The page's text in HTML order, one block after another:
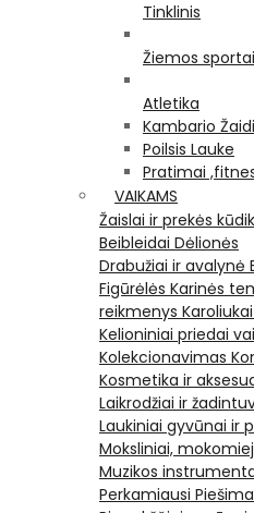
Tinklinis
Žiemos sportai
Atletika
Kambario
Poilsis Lauke
Pratimai
VAIKAMS
Žaislai ir prekės
Beibleidai Dėlionės
Drabužiai ir avalynė
Figūrėlės Karinės
reikmenys
Kelioniniai priedai
Kolekcionavimas
Kosmetika ir
Laikrodžiai ir
Laukiniai gyvūnai ir
Moksliniai,
Muzikos
Perkamiausi